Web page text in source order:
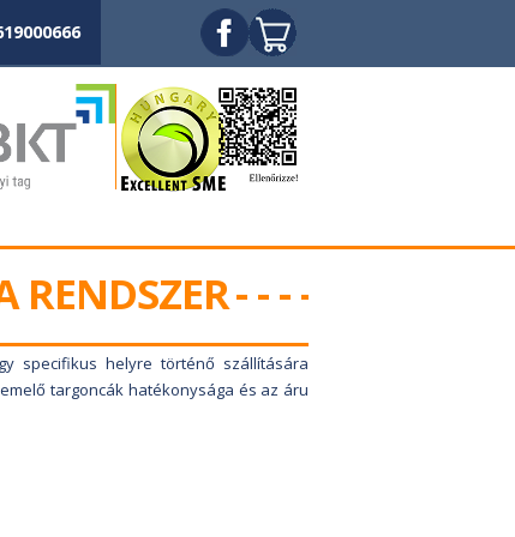
RENDSZER
specifikus helyre történő szállítására
targoncák hatékonysága és az áru